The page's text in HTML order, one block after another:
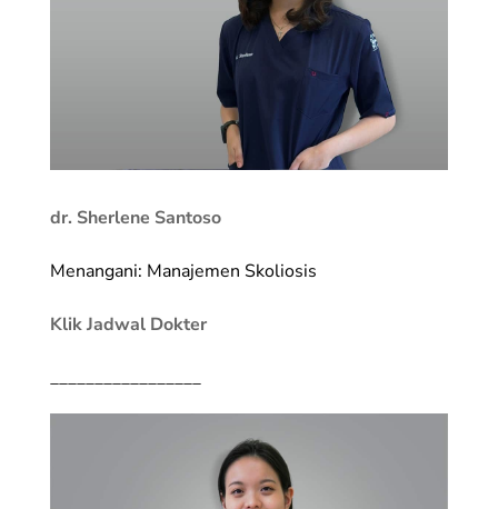
dr. Sherlene Santoso
Menangani: Manajemen Skoliosis
Klik Jadwal Dokter
_________________